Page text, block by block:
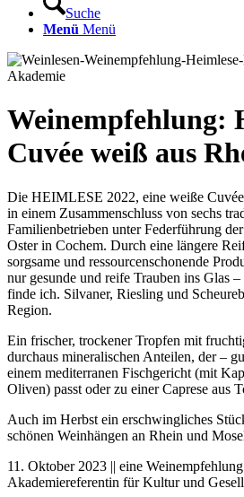
Suche
Menü Menü
Weinempfehlung:
Cuvée weiß aus
Die HEIMLESE 2022, eine weiße Cuvée
in einem Zusammenschluss von sechs
Familienbetrieben unter Federführung
Oster in Cochem. Durch eine längere
sorgsame und ressourcenschonende
nur gesunde und reife Trauben ins Glas
finde ich. Silvaner, Riesling und
Region.
Ein frischer, trockener Tropfen mit
durchaus mineralischen Anteilen, der –
einem mediterranen Fischgericht (mit
Oliven) passt oder zu einer Caprese aus
Auch im Herbst ein erschwingliches
schönen Weinhängen an Rhein und
11. Oktober 2023 || eine
Akademiereferentin für Kultur und